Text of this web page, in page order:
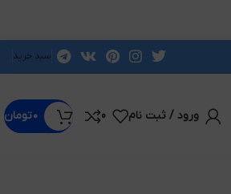
سبد خرید
ورود / ثبت نام 0 ۰تومان